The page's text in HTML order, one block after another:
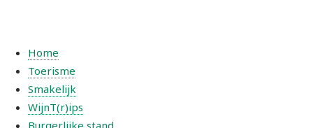
Home
Toerisme
Smakelijk
WijnT(r)ips